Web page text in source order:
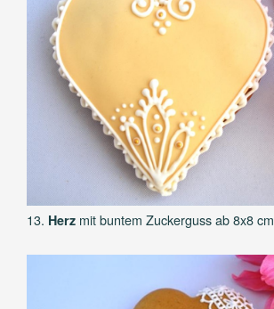
13. Herz mit buntem Zuckerguss ab 8x8 cm